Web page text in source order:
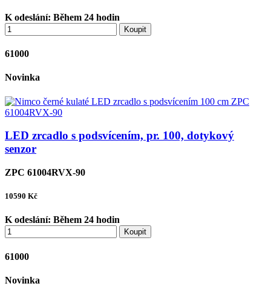
K odeslání: Během 24 hodin
Koupit
61000
Novinka
LED zrcadlo s podsvícením, pr. 100, dotykový
senzor
ZPC 61004RVX-90
10590 Kč
K odeslání: Během 24 hodin
Koupit
61000
Novinka